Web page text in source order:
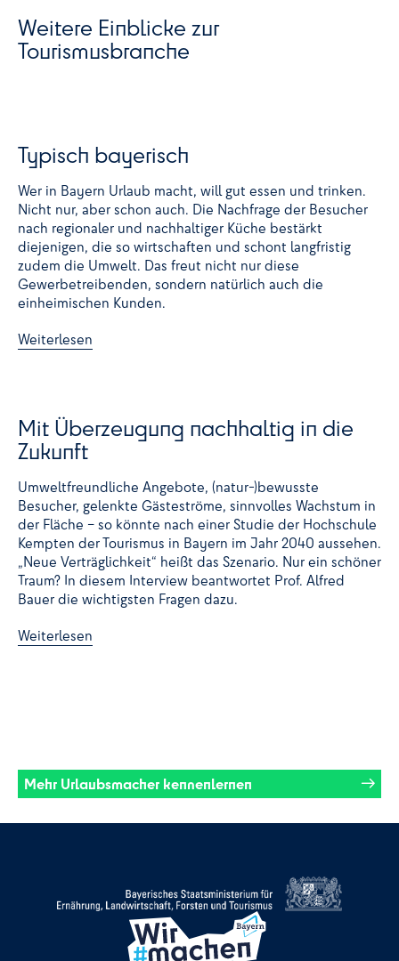
Weitere Einblicke zur
Tourismusbranche
Typisch bayerisch
Wer in Bayern Urlaub macht, will gut essen und trinken.
Nicht nur, aber schon auch. Die Nachfrage der Besucher
nach regionaler und nachhaltiger Küche bestärkt
diejenigen, die so wirtschaften und schont langfristig
zudem die Umwelt. Das freut nicht nur diese
Gewerbetreibenden, sondern natürlich auch die
einheimischen Kunden.
Weiterlesen
Mit Überzeugung nachhaltig in die
Zukunft
Umweltfreundliche Angebote, (natur-)bewusste
Besucher, gelenkte Gästeströme, sinnvolles Wachstum in
der Fläche – so könnte nach einer Studie der Hochschule
Kempten der Tourismus in Bayern im Jahr 2040 aussehen.
„Neue Verträglichkeit“ heißt das Szenario. Nur ein schöner
Traum? In diesem Interview beantwortet Prof. Alfred
Bauer die wichtigsten Fragen dazu.
Weiterlesen
Mehr Urlaubsmacher kennenlernen 